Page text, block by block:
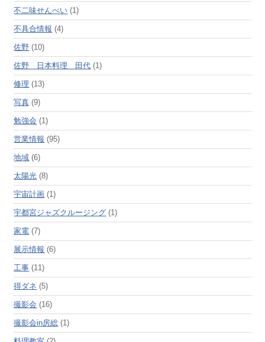
不二味せんべい (1)
不具合情報 (4)
佐野 (10)
佐野 日本料理 田代 (1)
修理 (13)
写真 (9)
勉強会 (1)
営業情報 (95)
地域 (6)
太陽光 (8)
宇宙計画 (1)
宇都宮ジャズクルージング (1)
家電 (7)
展示情報 (6)
工事 (11)
得ダネ (5)
撮影会 (16)
撮影会in房総 (1)